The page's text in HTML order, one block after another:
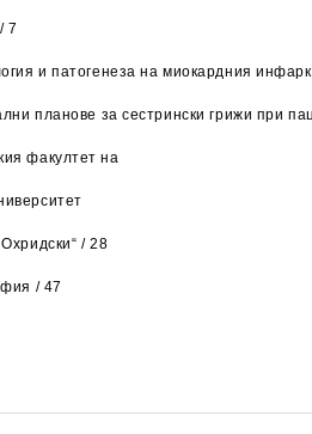
7
и патогенеза на миокардния
планове за сестрински грижи при
факултет на
/ 28
/ 47